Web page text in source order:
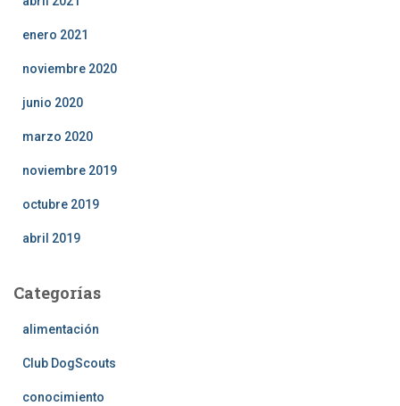
enero 2021
noviembre 2020
junio 2020
marzo 2020
noviembre 2019
octubre 2019
abril 2019
Categorías
alimentación
Club DogScouts
conocimiento